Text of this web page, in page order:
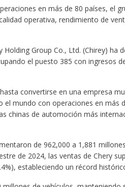
en más de 80 países, el
operativa, rendimiento de
Holding Group Co., Ltd. (Chirey) ha
el puesto 385 con ingresos
convertirse en una empresa
mundo con operaciones en más
chinas de automoción más
de 962,000 a 1,881
de 2024, las ventas de Chery
estableciendo un récord